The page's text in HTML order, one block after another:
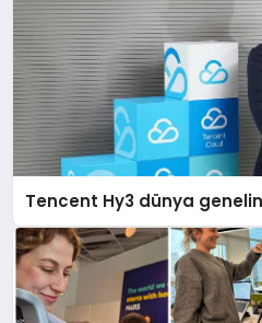
Tencent Hy3 dünya